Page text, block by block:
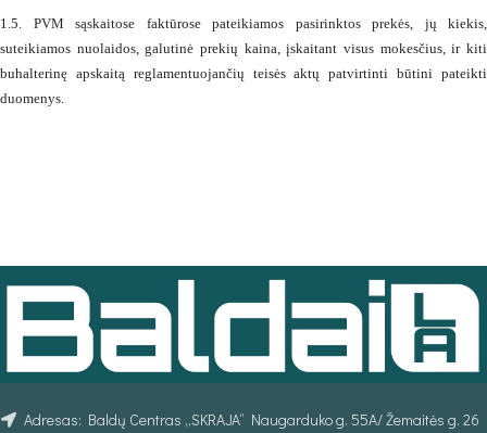
1.5. PVM sąskaitose faktūrose pateikiamos pasirinktos prekės, jų kiekis,
suteikiamos nuolaidos, galutinė prekių kaina, įskaitant visus mokesčius, ir kiti
buhalterinę apskaitą reglamentuojančių teisės aktų patvirtinti būtini pateikti
duomenys.
Adresas: Baldų Centras „SKRAJA“ Naugarduko g. 55A/ Žemaitės g. 26